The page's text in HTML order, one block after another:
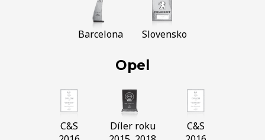
Barcelona Slovensko
Opel
C&S
Díler roku
C&S